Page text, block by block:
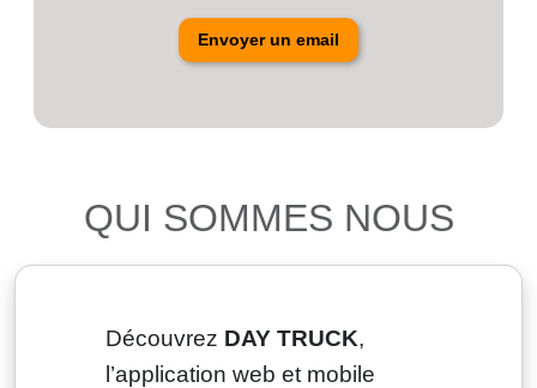
Envoyer un email
QUI SOMMES NOUS
Découvrez DAY TRUCK,
l’application web et mobile